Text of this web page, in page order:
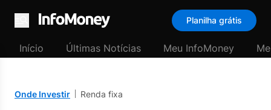
Menu
Planilha grátis
Início Últimas Notícias Meu InfoMoney
Onde Investir Renda fixa